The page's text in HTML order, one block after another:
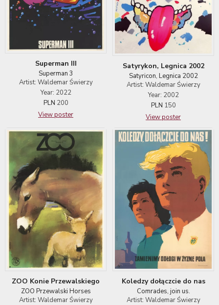
Superman III
Superman 3
Artist: Waldemar Świerzy
Year: 2022
PLN 200
View poster
Satyrykon, Legnica 2002
Satyricon, Legnica 2002
Artist: Waldemar Świerzy
Year: 2002
PLN 150
View poster
ZOO Konie Przewalskiego
ZOO Przewalski Horses
Artist: Waldemar Świerzy
Koledzy dołączcie do nas
Comrades, join us.
Artist: Waldemar Świerzy